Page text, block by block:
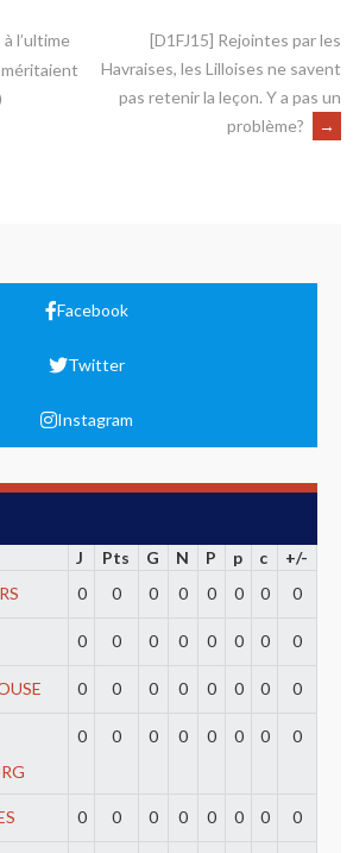
l’ultime
[D1FJ15] Rejointes par les
Havraises, les Lilloises ne savent
pas retenir la leçon. Y a pas un
problème?
→
Facebook
Twitter
Instagram
J Pts G N P p c
+/-
0 0 0 0 0 0 0 0
0 0 0 0 0 0 0 0
0 0 0 0 0 0 0 0
0 0 0 0 0 0 0 0
0 0 0 0 0 0 0 0